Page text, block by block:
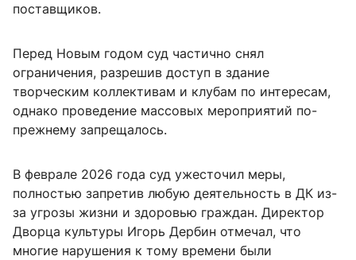
поставщиков.
Перед Новым годом суд частично снял
ограничения, разрешив доступ в здание
творческим коллективам и клубам по интересам,
однако проведение массовых мероприятий по-
прежнему запрещалось.
В феврале 2026 года суд ужесточил меры,
полностью запретив любую деятельность в ДК из-
за угрозы жизни и здоровью граждан. Директор
Дворца культуры Игорь Дербин отмечал, что
многие нарушения к тому времени были